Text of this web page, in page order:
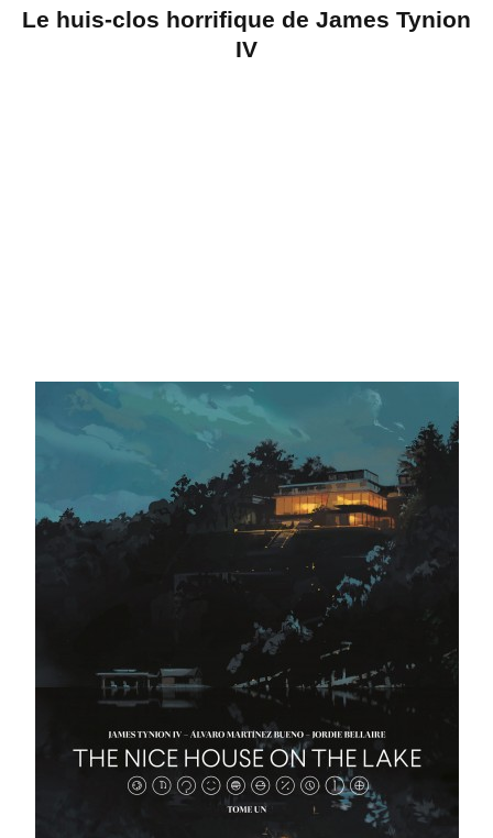
Le huis-clos horrifique de James Tynion
IV